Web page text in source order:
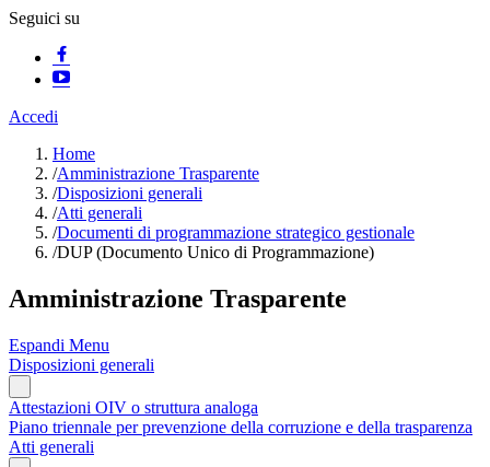
Seguici su
Accedi
Home
/Amministrazione Trasparente
/Disposizioni generali
/Atti generali
/Documenti di programmazione strategico gestionale
/DUP (Documento Unico di Programmazione)
Amministrazione Trasparente
Espandi Menu
Disposizioni generali
Attestazioni OIV o struttura analoga
Piano triennale per prevenzione della corruzione e della trasparenza
Atti generali